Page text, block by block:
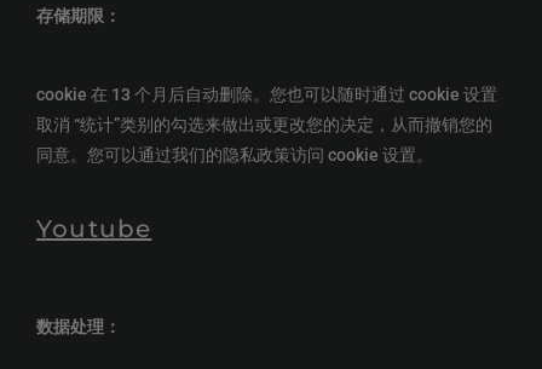
存储期限：
cookie 在 13 个月后自动删除。您也可以随时通过 cookie 设置
取消 “统计”类别的勾选来做出或更改您的决定，从而撤销您的
同意。您可以通过我们的隐私政策访问 cookie 设置。
Youtube
数据处理：